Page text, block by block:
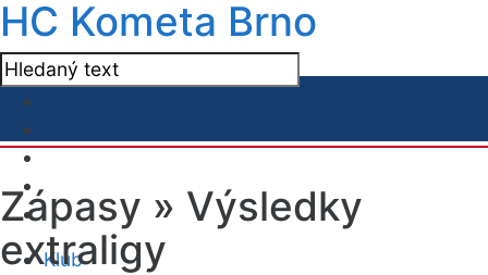
HC Kometa Brno
Klub
Zápasy » Výsledky
extraligy